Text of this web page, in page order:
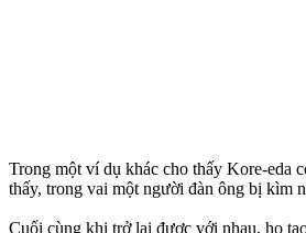
Trong một ví dụ khác cho thấy Kore-eda
thấy, trong vai một người đàn ông bị kìm
Cuối cùng khi trở lại được với nhau, họ